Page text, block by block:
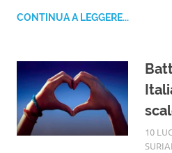
CONTINUA A LEGGERE...
10